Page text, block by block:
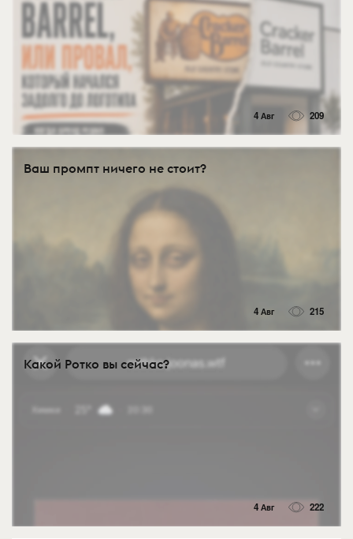
4 Авг 209
Ваш промпт ничего не стоит?
4 Авг 215
Какой Ротко вы сейчас?
4 Авг 222